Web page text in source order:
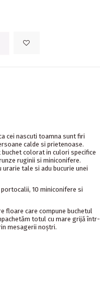
cei nascuti toamna sunt firi
calde si prietenoase.
colorat in culori specifice
ruginii si miniconifere.
tale si adu bucurie unei
10 miniconifere si
floare care compune buchetul
totul cu mare grijă într-
mesagerii noștri.